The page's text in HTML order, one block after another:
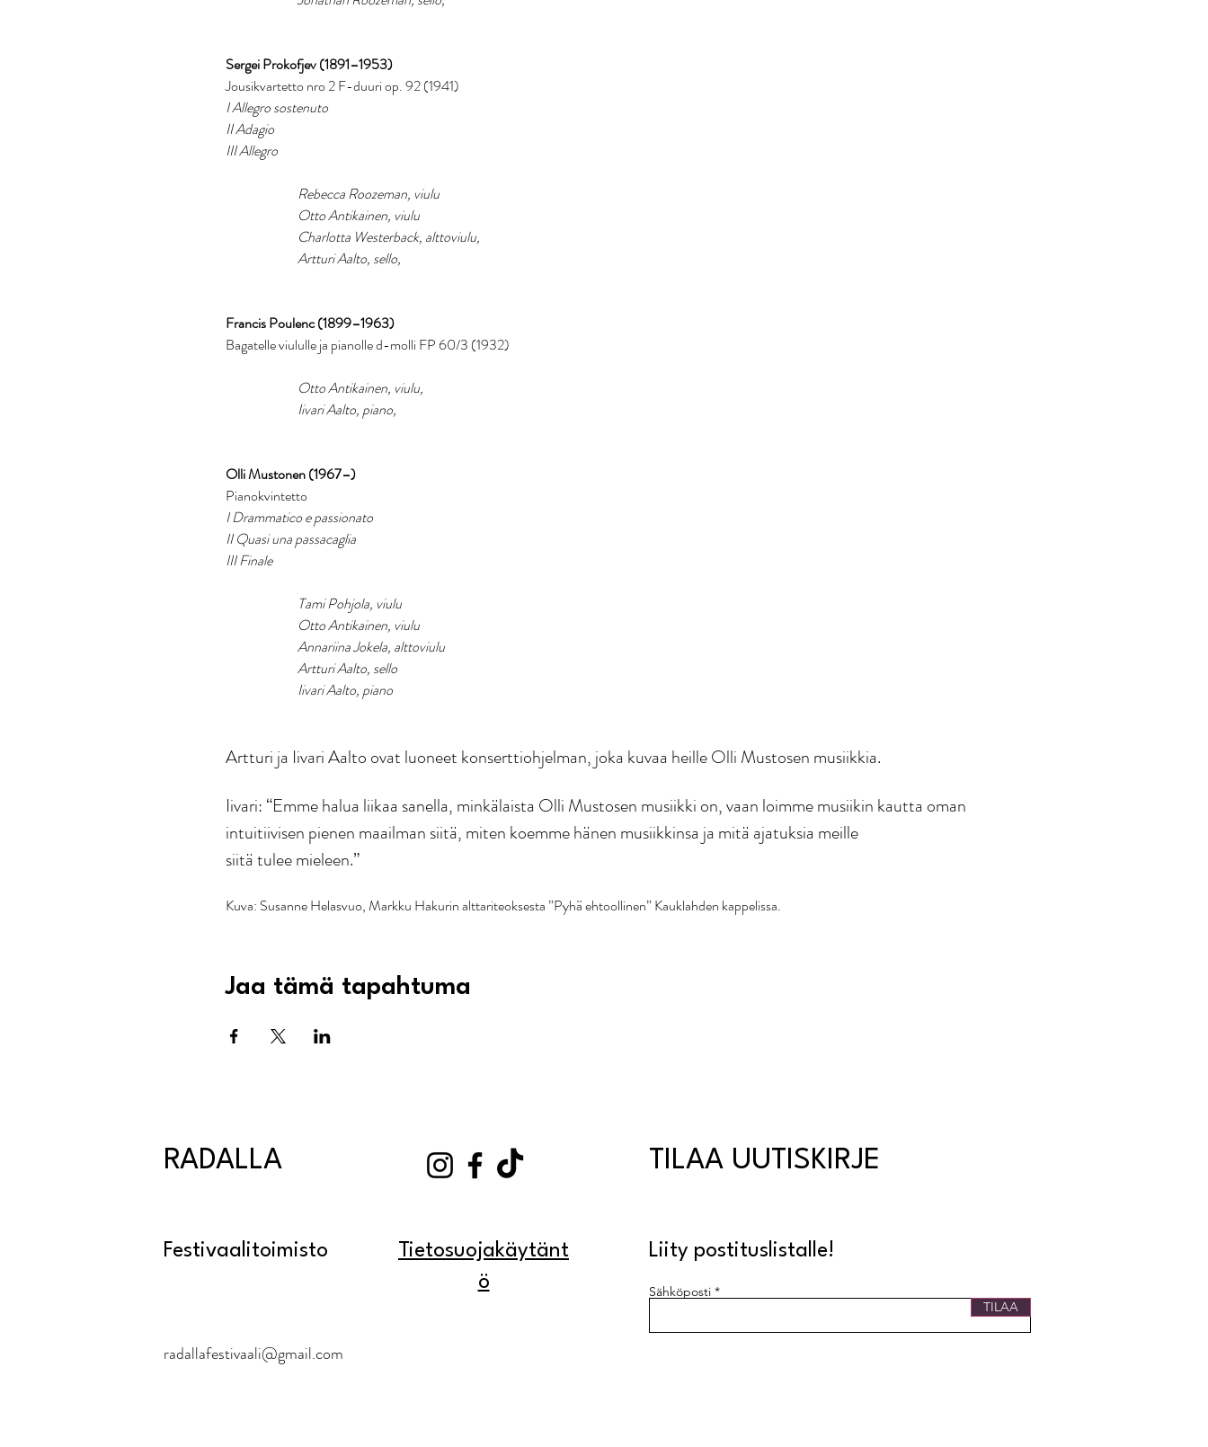
Sergei Prokofjev (1891–1953)
Jousikvartetto nro 2 F-duuri op. 92 (1941)
I Allegro sostenuto
II Adagio
III Allegro
Rebecca Roozeman, viulu
		Otto Antikainen, viulu
Charlotta Westerback, alttoviulu,
		Artturi Aalto, sello,
Francis Poulenc (1899–1963)
Bagatelle viululle ja pianolle d-molli FP 60/3 (1932)
Otto Antikainen, viulu,
Iivari Aalto, piano,
Olli Mustonen (1967–)
Pianokvintetto
I Drammatico e passionato
II Quasi una passacaglia
III Finale
Tami Pohjola, viulu
		Otto Antikainen, viulu
		Annariina Jokela, alttoviulu
		Artturi Aalto, sello
		Iivari Aalto, piano
Artturi ja Iivari Aalto ovat luoneet konserttiohjelman, joka kuvaa heille Olli Mustosen musiikkia.
Iivari: “Emme halua liikaa sanella, minkälaista Olli Mustosen musiikki on, vaan loimme musiikin kautta oman
intuitiivisen pienen maailman siitä, miten koemme hänen musiikkinsa ja mitä ajatuksia meille
siitä tulee mieleen.”
Kuva: Susanne Helasvuo, Markku Hakurin alttariteoksesta ”Pyhä ehtoollinen” Kauklahden kappelissa.
Jaa tämä tapahtuma
RADALLA
Festivaalitoimisto
Tietosuojakäytänt
ö
radallafestivaali@gmail.com
TILAA UUTISKIRJE
Liity postituslistalle!
Sähköposti
TILAA